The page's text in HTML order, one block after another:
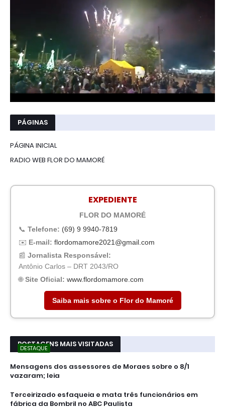
PÁGINAS
PÁGINA INICIAL
RADIO WEB FLOR DO MAMORÉ
EXPEDIENTE
FLOR DO MAMORÉ
📞 Telefone: (69) 9 9940-7819
✉️ E-mail: flordomamore2021@gmail.com
📰 Jornalista Responsável:
Antônio Carlos – DRT 2043/RO
🌐Site Oficial: www.flordomamore.com
Saiba mais sobre o Flor do Mamoré
POSTAGENS MAIS VISITADAS
DESTAQUE
Mensagens dos assessores de Moraes sobre o 8/1
vazaram; leia
Terceirizado esfaqueia e mata três funcionários em
fábrica da Bombril no ABC Paulista